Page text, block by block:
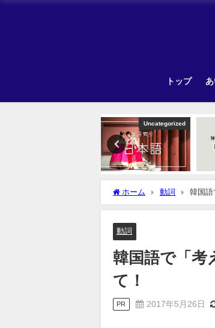
トップ
韓国旅行
ホーム 動詞 韓国語
動詞
韓国語で「考
て！
PR 2017年5月26日